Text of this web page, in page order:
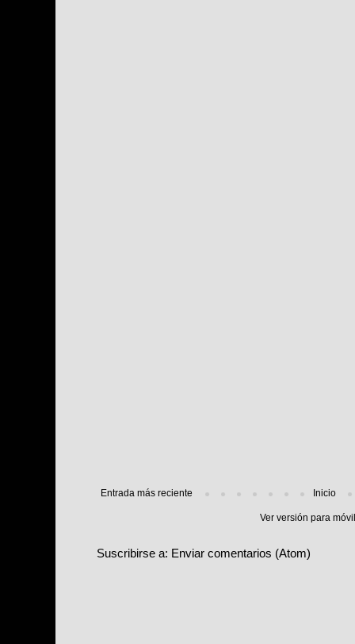
Entrada más reciente Inicio
Ver versión para
Suscribirse a: Enviar comentarios (Atom)